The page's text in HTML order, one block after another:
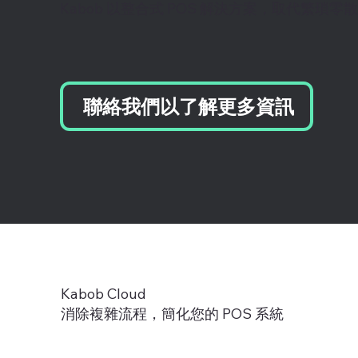
聯絡我們以了解更多資訊
Kabob Cloud
消除複雜流程，簡化您的 POS 系統